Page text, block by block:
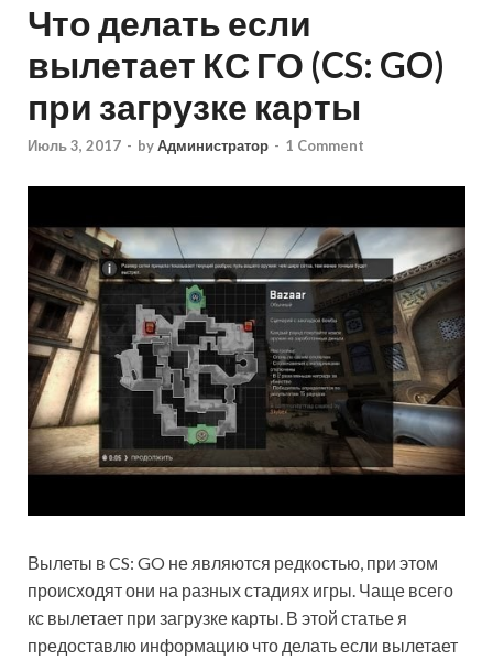
Что делать если
вылетает КС ГО (CS: GO)
при загрузке карты
Июль 3, 2017 - byАдминистратор - 1 Comment
Вылеты в CS: GO не являются редкостью, при этом
происходят они на разных стадиях игры. Чаще всего
кс вылетает при загрузке карты. В этой статье я
предоставлю информацию что делать если вылетает